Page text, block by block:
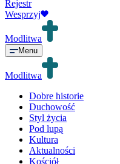
Rejestr
Wesprzyj
Modlitwa
Menu
Modlitwa
Dobre historie
Duchowość
Styl życia
Pod lupą
Kultura
Aktualności
Kościół